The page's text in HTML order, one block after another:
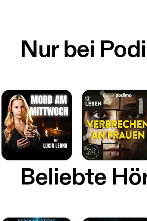
Nur bei
Beliebte